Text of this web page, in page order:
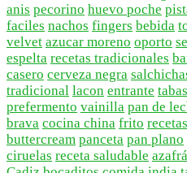
anis pecorino huevo poche
faciles nachos fingers bebida
velvet azucar moreno oporto
espelta recetas tradicionales
casero cerveza negra
tradicional lacon entrante
prefermento vainilla pan de
brava cocina china frito
buttercream panceta pan plano
ciruelas receta saludable